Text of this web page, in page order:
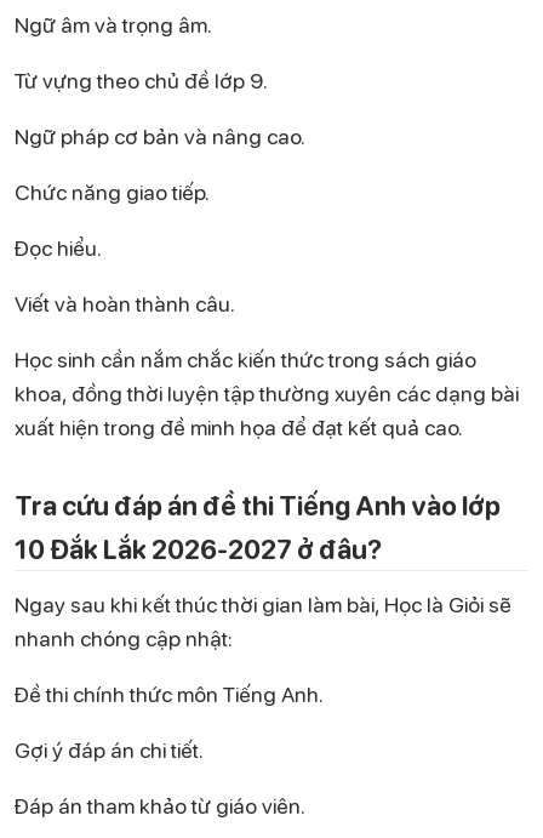
Ngữ âm và trọng âm.
Từ vựng theo chủ đề lớp 9.
Ngữ pháp cơ bản và nâng cao.
Chức năng giao tiếp.
Đọc hiểu.
Viết và hoàn thành câu.
Học sinh cần nắm chắc kiến thức trong sách giáo
khoa, đồng thời luyện tập thường xuyên các dạng bài
xuất hiện trong đề minh họa để đạt kết quả cao.
Tra cứu đáp án đề thi Tiếng Anh vào lớp
10 Đắk Lắk 2026-2027 ở đâu?
Ngay sau khi kết thúc thời gian làm bài, Học là Giỏi sẽ
nhanh chóng cập nhật:
Đề thi chính thức môn Tiếng Anh.
Gợi ý đáp án chi tiết.
Đáp án tham khảo từ giáo viên.